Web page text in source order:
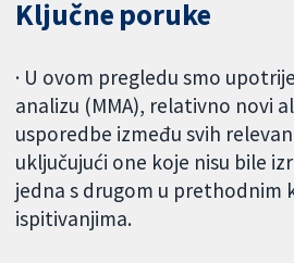
Ključne poruke
· U ovom pregledu smo
analizu (MMA), relativno novi
usporedbe između svih
uključujući one koje nisu bile
jedna s drugom u prethodnim
ispitivanjima.